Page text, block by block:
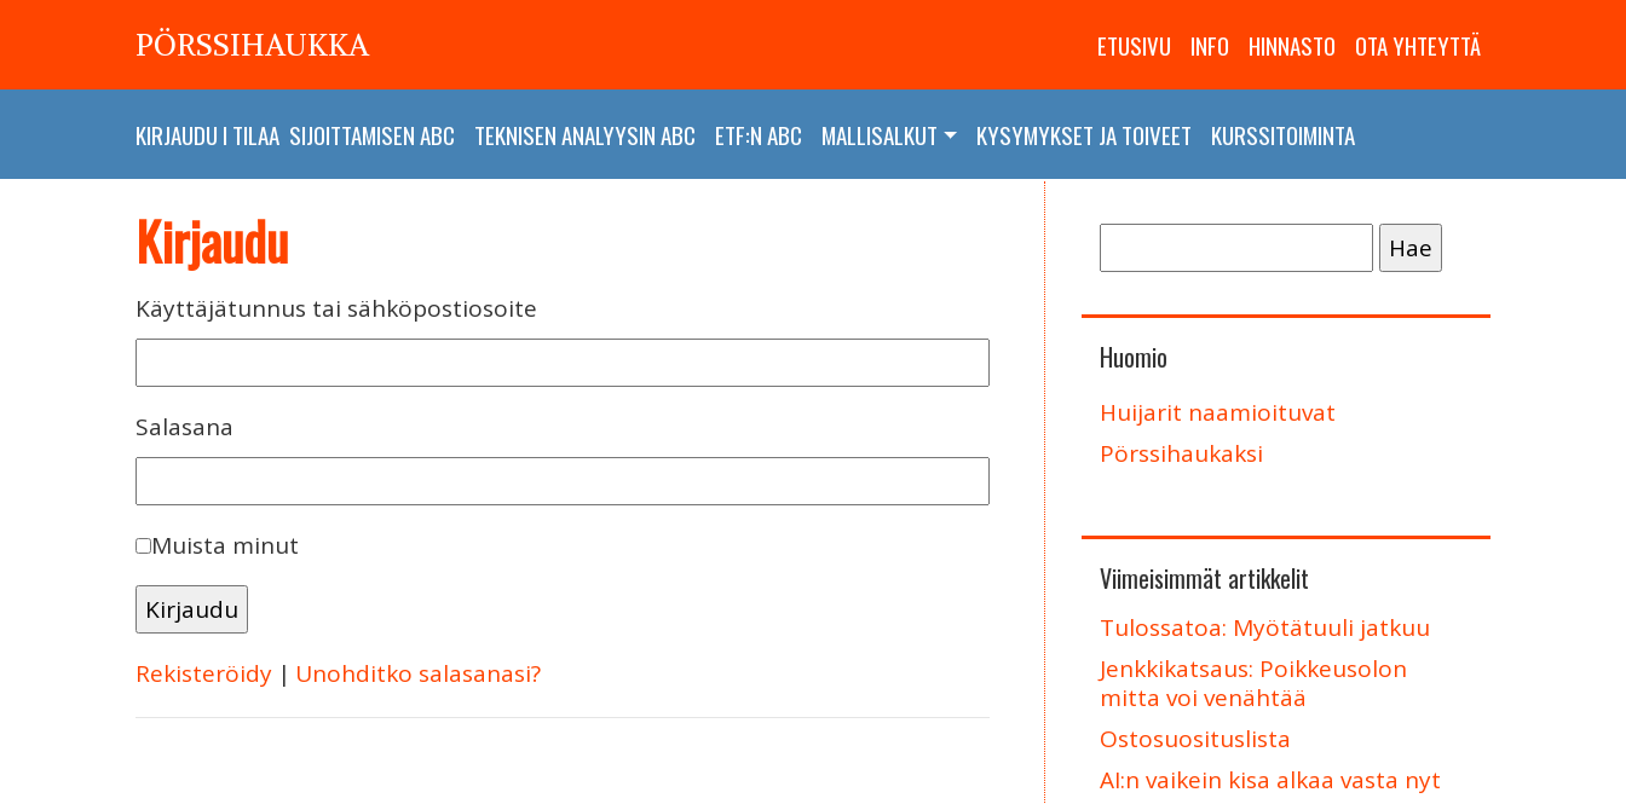
PÖRSSIHAUKKA ETUSIVU INFO HINNASTO OTA YHTEYTTÄ
KIRJAUDU I TILAA SIJOITTAMISEN ABC TEKNISEN ANALYYSIN ABC ETF:N ABC MALLISALKUT KYSYMYKSET JA TOIVEET KURSSITOIMINTA
Kirjaudu
Käyttäjätunnus tai sähköpostiosoite
Salasana
Muista minut
Rekisteröidy | Unohditko salasanasi?
Huomio
Huijarit naamioituvat
Pörssihaukaksi
Viimeisimmät artikkelit
Tulossatoa: Myötätuuli jatkuu
Jenkkikatsaus: Poikkeusolon
mitta voi venähtää
Ostosuosituslista
AI:n vaikein kisa alkaa vasta nyt